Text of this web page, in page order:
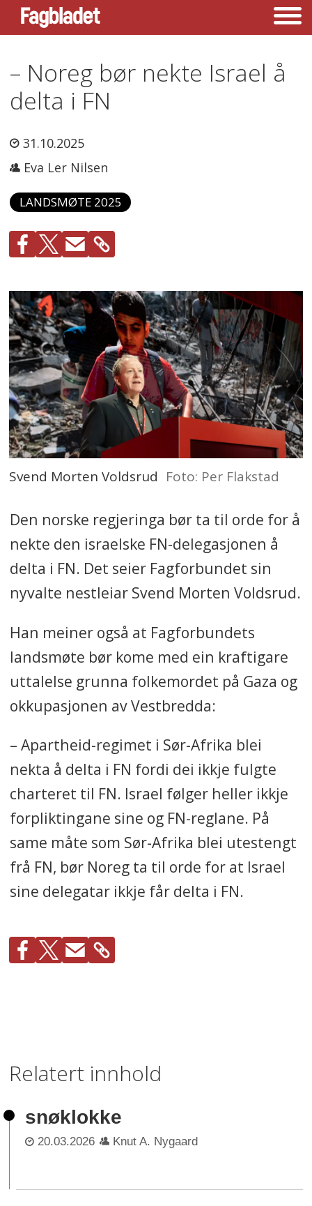
– Noreg bør nekte Israel å
delta i FN
31.10.2025
Eva Ler Nilsen
LANDSMØTE 2025
Svend Morten Voldsrud Foto: Per Flakstad
Den norske regjeringa bør ta til orde for å
nekte den israelske FN-delegasjonen å
delta i FN. Det seier Fagforbundet sin
nyvalte nestleiar Svend Morten Voldsrud.
Han meiner også at Fagforbundets
landsmøte bør kome med ein kraftigare
uttalelse grunna folkemordet på Gaza og
okkupasjonen av Vestbredda:
– Apartheid-regimet i Sør-Afrika blei
nekta å delta i FN fordi dei ikkje fulgte
charteret til FN. Israel følger heller ikkje
forpliktingane sine og FN-reglane. På
same måte som Sør-Afrika blei utestengt
frå FN, bør Noreg ta til orde for at Israel
sine delegatar ikkje får delta i FN.
Relatert innhold
snøklokke
20.03.2026 Knut A. Nygaard